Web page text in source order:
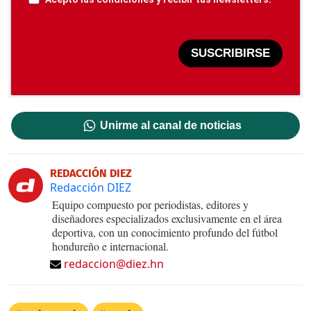
SUSCRIBIRSE
Unirme al canal de noticias
REDACCIÓN DIEZ
Redacción DIEZ
Equipo compuesto por periodistas, editores y
diseñadores especializados exclusivamente en el área
deportiva, con un conocimiento profundo del fútbol
hondureño e internacional.
redaccion@diez.hn